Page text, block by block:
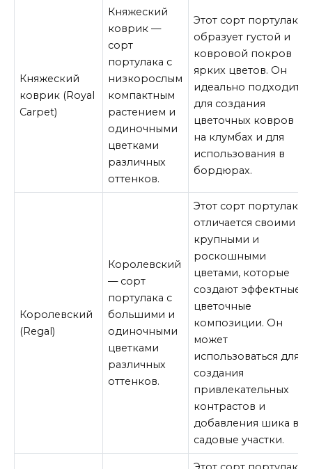
Княжеский
коврик (Royal
Carpet)
Княжеский
коврик —
сорт
портулака с
низкорослым
компактным
растением и
одиночными
цветками
различных
оттенков.
Этот сорт портулака
образует густой и
ковровой покров
ярких цветов. Он
идеально подходит
для создания
цветочных ковров
на клумбах и для
использования в
бордюрах.
Королевский
(Regal)
Королевский
— сорт
портулака с
большими и
одиночными
цветками
различных
оттенков.
Этот сорт портулака
отличается своими
крупными и
роскошными
цветами, которые
создают эффектные
цветочные
композиции. Он
может
использоваться для
создания
привлекательных
контрастов и
добавления шика в
садовые участки.